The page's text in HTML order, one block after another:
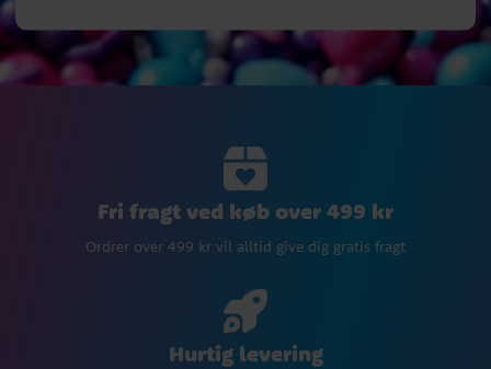
Fri fragt ved køb over 499 kr
Ordrer over 499 kr vil alltid give dig gratis fragt
Hurtig levering